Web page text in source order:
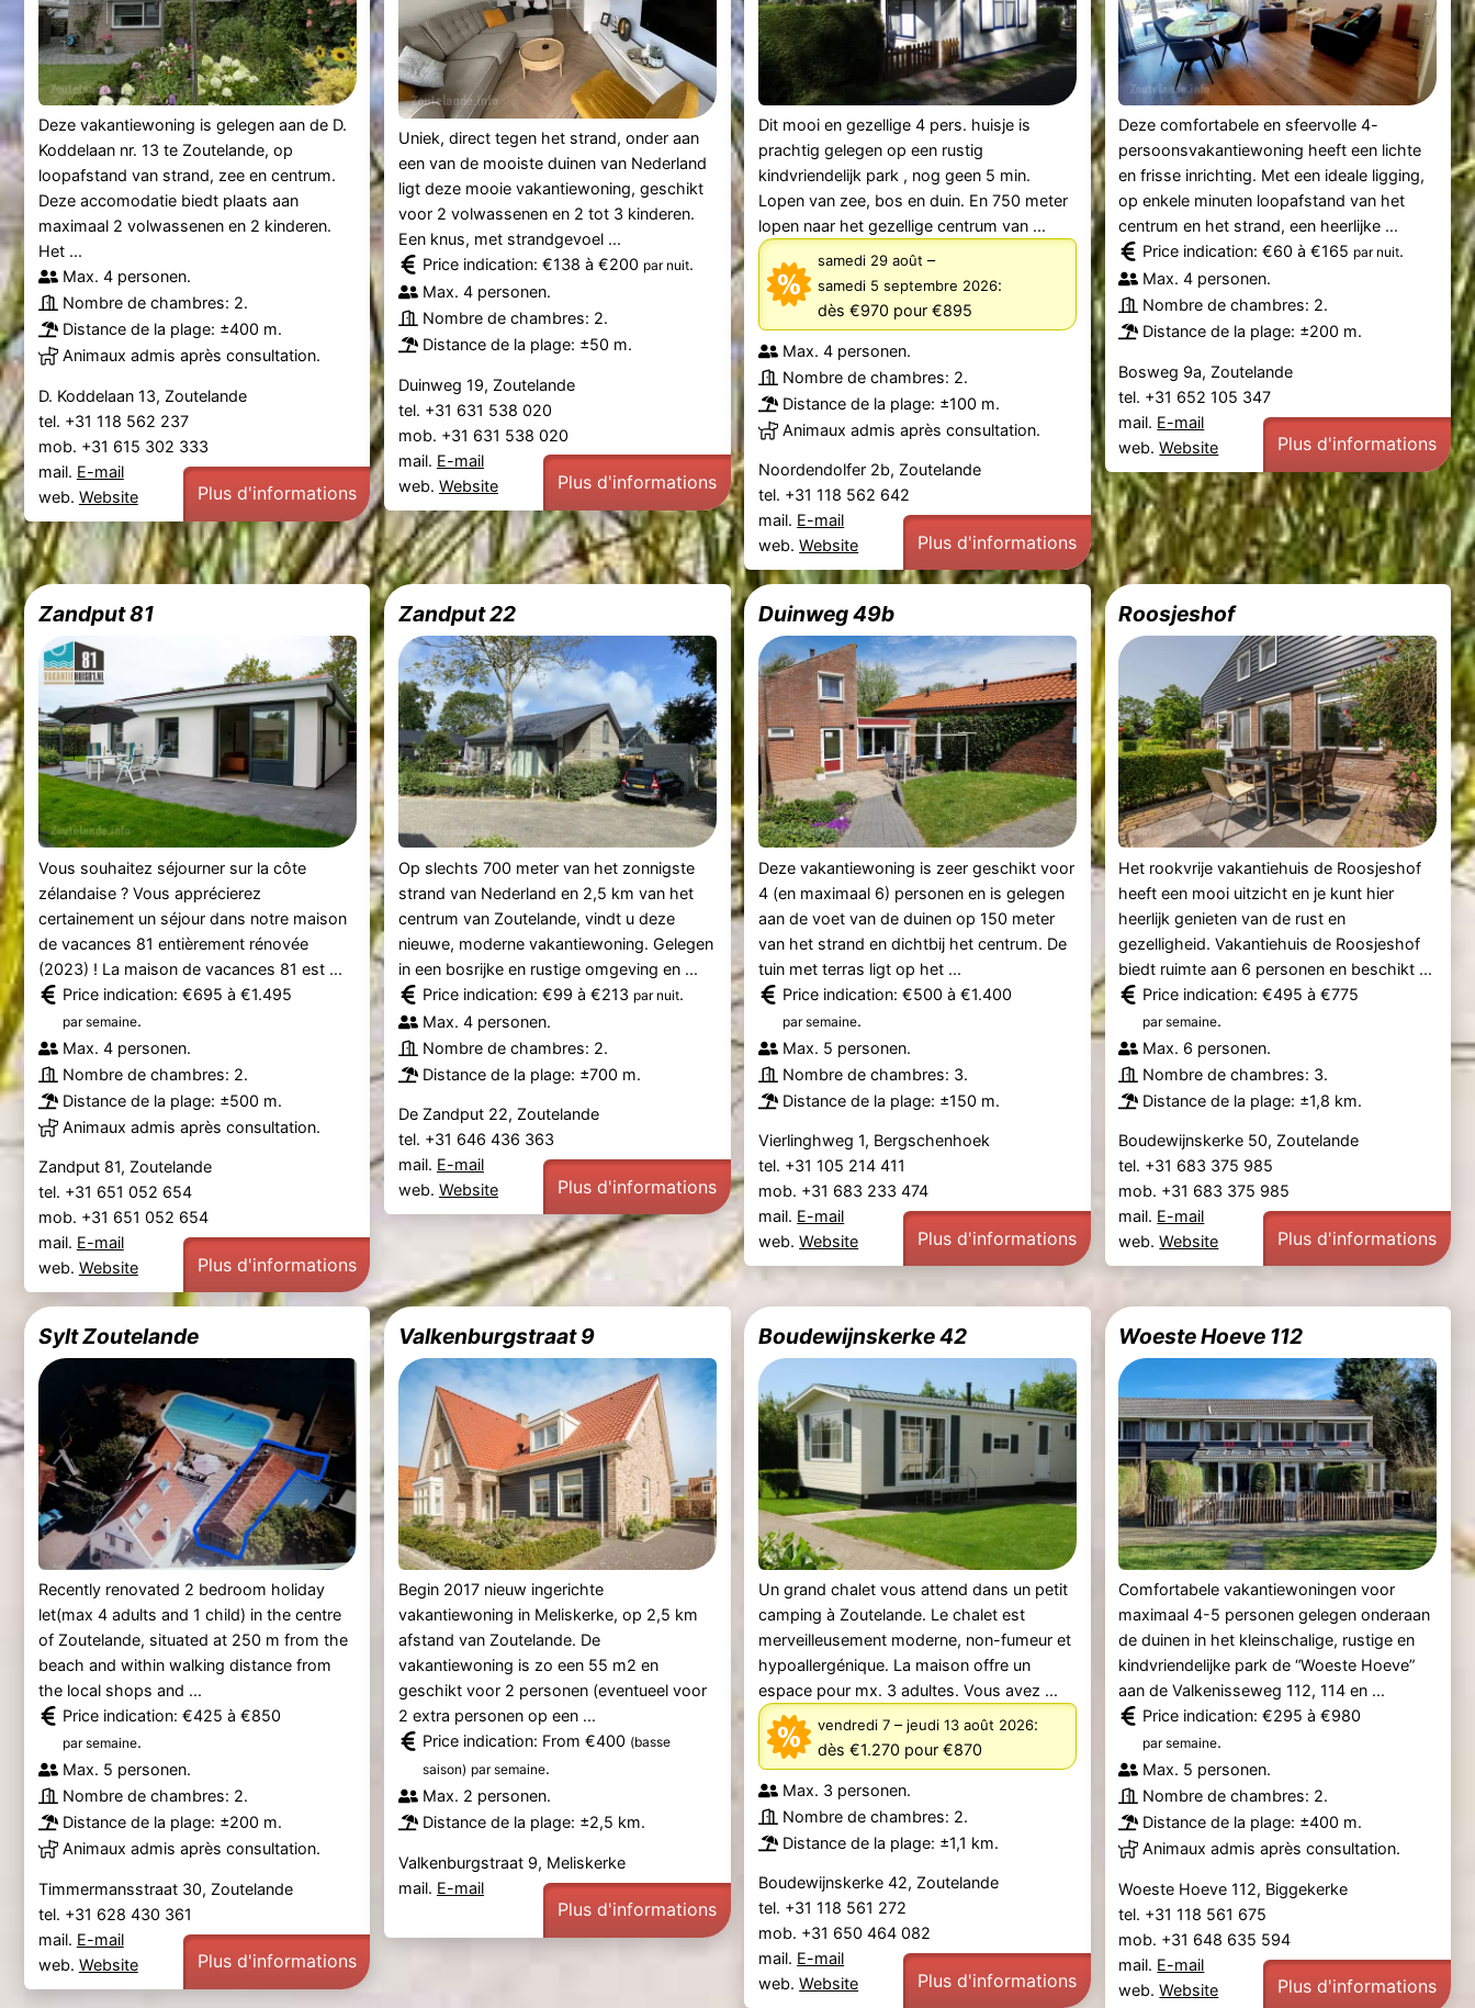
Deze vakantiewoning is gelegen aan de D.
Koddelaan nr. 13 te Zoutelande, op
loopafstand van strand, zee en centrum.
Deze accomodatie biedt plaats aan
maximaal 2 volwassenen en 2 kinderen.
Het ...
Max. 4 personen.
Nombre de chambres: 2.
Distance de la plage: ±400 m.
Animaux admis après consultation.
D. Koddelaan 13, Zoutelande
tel. +31 118 562 237
mob. +31 615 302 333
mail. E-mail
web. Website Plus d'informations
Uniek, direct tegen het strand, onder aan
een van de mooiste duinen van Nederland
ligt deze mooie vakantiewoning, geschikt
voor 2 volwassenen en 2 tot 3 kinderen.
Een knus, met strandgevoel ...
Price indication: €138 à €200 par nuit.
Max. 4 personen.
Nombre de chambres: 2.
Distance de la plage: ±50 m.
Duinweg 19, Zoutelande
tel. +31 631 538 020
mob. +31 631 538 020
mail. E-mail
web. Website Plus d'informations
Dit mooi en gezellige 4 pers. huisje is
prachtig gelegen op een rustig
kindvriendelijk park , nog geen 5 min.
Lopen van zee, bos en duin. En 750 meter
lopen naar het gezellige centrum van ...
samedi 29 août –
samedi 5 septembre 2026:
dès €970 pour €895
Max. 4 personen.
Nombre de chambres: 2.
Distance de la plage: ±100 m.
Animaux admis après consultation.
Noordendolfer 2b, Zoutelande
tel. +31 118 562 642
mail. E-mail
web.Website Plus d'informations
Deze comfortabele en sfeervolle 4-
persoonsvakantiewoning heeft een lichte
en frisse inrichting. Met een ideale ligging,
op enkele minuten loopafstand van het
centrum en het strand, een heerlijke ...
Price indication: €60 à €165 par nuit.
Max. 4 personen.
Nombre de chambres: 2.
Distance de la plage: ±200 m.
Bosweg 9a, Zoutelande
tel. +31 652 105 347
mail. E-mail
web.Website Plus d'informations
Zandput 81
Vous souhaitez séjourner sur la côte
zélandaise ? Vous apprécierez
certainement un séjour dans notre maison
de vacances 81 entièrement rénovée
(2023) ! La maison de vacances 81 est ...
Price indication: €695 à €1.495
par semaine.
Max. 4 personen.
Nombre de chambres: 2.
Distance de la plage: ±500 m.
Animaux admis après consultation.
Zandput 81, Zoutelande
tel. +31 651 052 654
mob. +31 651 052 654
mail. E-mail
web. Website Plus d'informations
Zandput 22
Op slechts 700 meter van het zonnigste
strand van Nederland en 2,5 km van het
centrum van Zoutelande, vindt u deze
nieuwe, moderne vakantiewoning. Gelegen
in een bosrijke en rustige omgeving en ...
Price indication: €99 à €213 par nuit.
Max. 4 personen.
Nombre de chambres: 2.
Distance de la plage: ±700 m.
De Zandput 22, Zoutelande
tel. +31 646 436 363
mail. E-mail
web. Website Plus d'informations
Duinweg 49b
Deze vakantiewoning is zeer geschikt voor
4 (en maximaal 6) personen en is gelegen
aan de voet van de duinen op 150 meter
van het strand en dichtbij het centrum. De
tuin met terras ligt op het ...
Price indication: €500 à €1.400
par semaine.
Max. 5 personen.
Nombre de chambres: 3.
Distance de la plage: ±150 m.
Vierlinghweg 1, Bergschenhoek
tel. +31 105 214 411
mob. +31 683 233 474
mail. E-mail
web.Website Plus d'informations
Roosjeshof
Het rookvrije vakantiehuis de Roosjeshof
heeft een mooi uitzicht en je kunt hier
heerlijk genieten van de rust en
gezelligheid. Vakantiehuis de Roosjeshof
biedt ruimte aan 6 personen en beschikt ...
Price indication: €495 à €775
par semaine.
Max. 6 personen.
Nombre de chambres: 3.
Distance de la plage: ±1,8 km.
Boudewijnskerke 50, Zoutelande
tel. +31 683 375 985
mob. +31 683 375 985
mail. E-mail
web.Website Plus d'informations
Sylt Zoutelande
Recently renovated 2 bedroom holiday
let(max 4 adults and 1 child) in the centre
of Zoutelande, situated at 250 m from the
beach and within walking distance from
the local shops and ...
Price indication: €425 à €850
par semaine.
Max. 5 personen.
Nombre de chambres: 2.
Distance de la plage: ±200 m.
Animaux admis après consultation.
Timmermansstraat 30, Zoutelande
tel. +31 628 430 361
mail. E-mail
web. Website Plus d'informations
Valkenburgstraat 9
Begin 2017 nieuw ingerichte
vakantiewoning in Meliskerke, op 2,5 km
afstand van Zoutelande. De
vakantiewoning is zo een 55 m2 en
geschikt voor 2 personen (eventueel voor
2 extra personen op een ...
Price indication: From €400 (basse
saison) par semaine.
Max. 2 personen.
Distance de la plage: ±2,5 km.
Valkenburgstraat 9, Meliskerke
mail. E-mail
Plus d'informations
Boudewijnskerke 42
Un grand chalet vous attend dans un petit
camping à Zoutelande. Le chalet est
merveilleusement moderne, non-fumeur et
hypoallergénique. La maison offre un
espace pour mx. 3 adultes. Vous avez ...
vendredi 7– jeudi 13 août 2026:
dès €1.270 pour €870
Max. 3 personen.
Nombre de chambres: 2.
Distance de la plage: ±1,1 km.
Boudewijnskerke 42, Zoutelande
tel. +31 118 561 272
mob. +31 650 464 082
mail. E-mail
web.Website Plus d'informations
Woeste Hoeve 112
Comfortabele vakantiewoningen voor
maximaal 4-5 personen gelegen onderaan
de duinen in het kleinschalige, rustige en
kindvriendelijke park de “Woeste Hoeve”
aan de Valkenisseweg 112, 114 en ...
Price indication: €295 à €980
par semaine.
Max. 5 personen.
Nombre de chambres: 2.
Distance de la plage: ±400 m.
Animaux admis après consultation.
Woeste Hoeve 112, Biggekerke
tel. +31 118 561 675
mob. +31 648 635 594
mail. E-mail
web.Website Plus d'informations